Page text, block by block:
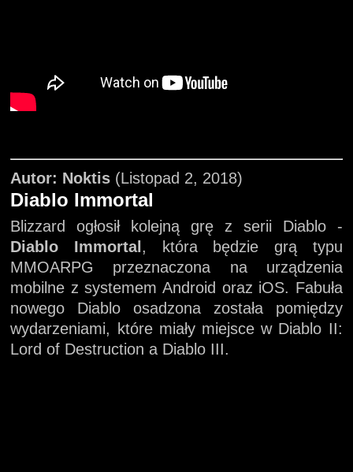
Autor: Noktis (Listopad 2, 2018)
Diablo Immortal
Blizzard ogłosił kolejną grę z serii Diablo -
Diablo Immortal , która będzie grą typu
MMOARPG przeznaczona na urządzenia
mobilne z systemem Android oraz iOS. Fabuła
nowego Diablo osadzona została pomiędzy
wydarzeniami, które miały miejsce w Diablo II:
Lord of Destruction a Diablo III.